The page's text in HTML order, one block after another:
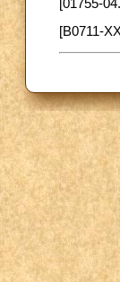
[01755-
[B0711-